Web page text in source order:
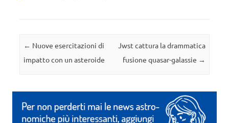
Navigazione articolo
← Nuove esercitazioni di
impatto con un asteroide
Jwst cattura la drammatica
fusione quasar-galassie →